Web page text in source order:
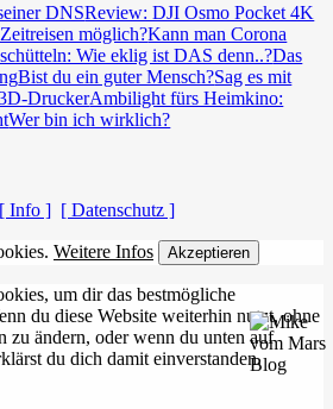
DNSReview: DJI Osmo Pocket 4K
möglich?Kann man Corona
Wie eklig ist DAS denn..?Das
Bist du ein guter Mensch?Sag es mit
DruckerAmbilight fürs Heimkino:
Wer bin ich wirklich?
[ Info ] [ Datenschutz ]
Weitere Infos Akzeptieren
um dir das bestmögliche
du diese Website weiterhin nutzt, ohne
zu ändern, oder wenn du unten auf
du dich damit einverstanden.